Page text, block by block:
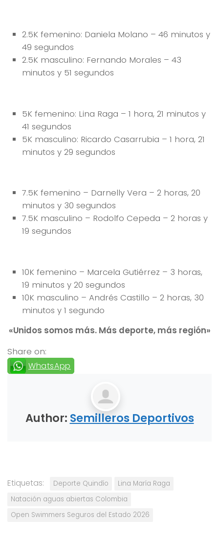
2.5K femenino: Daniela Molano – 46 minutos y
49 segundos
2.5K masculino: Fernando Morales – 43
minutos y 51 segundos
5K femenino: Lina Raga – 1 hora, 21 minutos y
41 segundos
5K masculino: Ricardo Casarrubia – 1 hora, 21
minutos y 29 segundos
7.5K femenino – Darnelly Vera – 2 horas, 20
minutos y 30 segundos
7.5K masculino – Rodolfo Cepeda – 2 horas y
19 segundos
10K femenino – Marcela Gutiérrez – 3 horas,
19 minutos y 20 segundos
10K masculino – Andrés Castillo – 2 horas, 30
minutos y 1 segundo
«Unidos somos más. Más deporte, más región»
Share on:
WhatsApp
Author: Semilleros Deportivos
Etiquetas: Deporte Quindío
Lina María Raga
Natación aguas abiertas Colombia
Open Swimmers Seguros del Estado 2026